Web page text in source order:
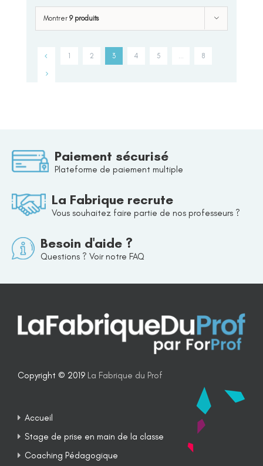
Montrer 9 produits
1 2 3 4 5 8
Paiement sécurisé
Plateforme de paiement multiple
La Fabrique recrute
Vous souhaitez faire partie de nos professeurs ?
Besoin d'aide ?
Questions ? Voir notre FAQ
Copyright © 2019 La Fabrique du Prof
Accueil
Stage de prise en main de la classe
Coaching Pédagogique